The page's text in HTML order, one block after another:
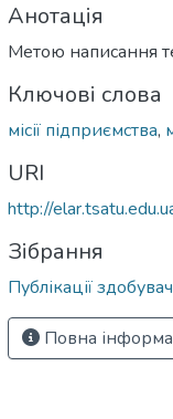
Анотація
Метою написання
Ключові слова
місії підприємства,
URI
http://
Зібрання
Публікації
Повна